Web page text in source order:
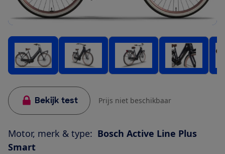
Bekijk test Prijs niet beschikbaar
Motor, merk & type: Bosch Active Line Plus
Smart